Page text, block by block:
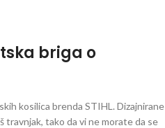
briga o
kosilica brenda STIHL. Dizajnirane
tako da vi ne morate da se